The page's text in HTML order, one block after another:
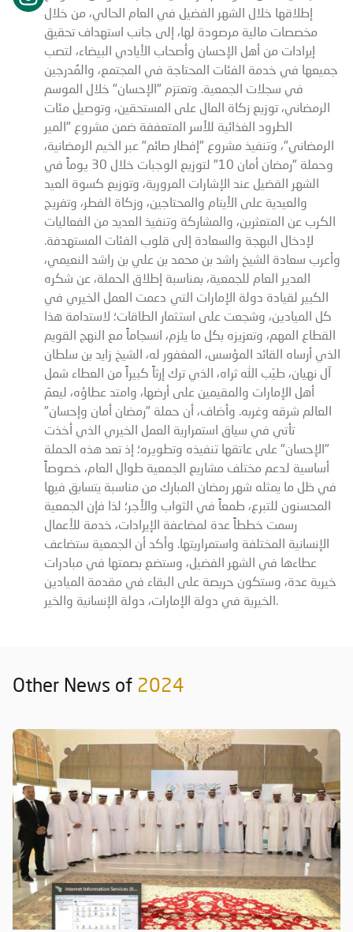
إطلاقها خلال الشهر الفضيل في العام الحالي، من خلال
مخصصات مالية مرصودة لها، إلى جانب استهداف تحقيق
إيرادات من أهل الإحسان وأصحاب الأيادي البيضاء، لتصب
جميعها في خدمة الفئات المحتاجة في المجتمع، والمُدرجين
في سجلات الجمعية. وتعتزم "الإحسان" خلال الموسم
الرمضاني، توزيع زكاة المال على المستحقين، وتوصيل مئات
الطرود الغذائية للأسر المتعففة ضمن مشروع "المير
الرمضاني"، وتنفيذ مشروع "إفطار صائم" عبر الخيم الرمضانية،
وحملة "رمضان أمان 10" لتوزيع الوجبات خلال 30 يوماً في
الشهر الفضيل عند الإشارات المرورية، وتوزيع كسوة العيد
والعيدية على الأيتام والمحتاجين، وزكاة الفطر، وتفريج
الكرب عن المتعثرين، والمشاركة وتنفيذ العديد من الفعاليات
لإدخال البهجة والسعادة إلى قلوب الفئات المستهدفة.
وأعرب سعادة الشيخ راشد بن محمد بن علي بن راشد النعيمي،
المدير العام للجمعية، بمناسبة إطلاق الحملة، عن شكره
الكبير لقيادة دولة الإمارات التي دعمت العمل الخيري في
كل الميادين، وشجعت على استثمار الطاقات؛ لاستدامة هذا
القطاع المهم، وتعزيزه بكل ما يلزم، انسجاماً مع النهج القويم
الذي أرساه القائد المؤسس، المغفور له، الشيخ زايد بن سلطان
آل نهيان، طيّب الله ثراه، الذي ترك إرثاً كبيراً من العطاء شمل
أهل الإمارات والمقيمين على أرضها، وامتد عطاؤه، ليعمَ
العالم شرقه وغربه. وأضاف، أن حملة "رمضان أمان وإحسان"
تأتي في سياق استمرارية العمل الخيري الذي أخذت
"الإحسان" على عاتقها تنفيذه وتطويره؛ إذ تعد هذه الحملة
أساسية لدعم مختلف مشاريع الجمعية طوال العام، خصوصاً
في ظل ما يمثله شهر رمضان المبارك من مناسبة يتسابق فيها
المحسنون للتبرع، طمعاً في الثواب والأجر؛ لذا فإن الجمعية
رسمت خططاً عدة لمضاعفة الإيرادات، خدمة للأعمال
الإنسانية المختلفة واستمراريتها. وأكد أن الجمعية ستضاعف
عطاءها في الشهر الفضيل، وستضع بصمتها في مبادرات
خيرية عدة، وستكون حريصة على البقاء في مقدمة الميادين
الخيرية في دولة الإمارات، دولة الإنسانية والخير.
Other News of 2024